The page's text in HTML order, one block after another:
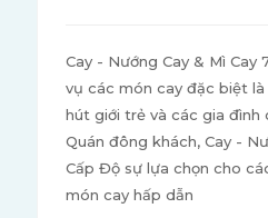
Cay - Nướng Cay & Mì Cay
vụ các món cay đặc biệt
hút giới trẻ và các gia đình
Quán đông khách, Cay -
Cấp Độ sự lựa chọn cho
món cay hấp dẫn